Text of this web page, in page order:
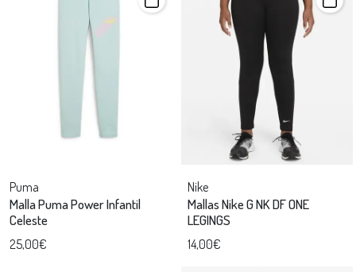
Puma
Malla Puma Power Infantil
Celeste
25,00€
Nike
Mallas Nike G NK DF ONE
LEGINGS
14,00€